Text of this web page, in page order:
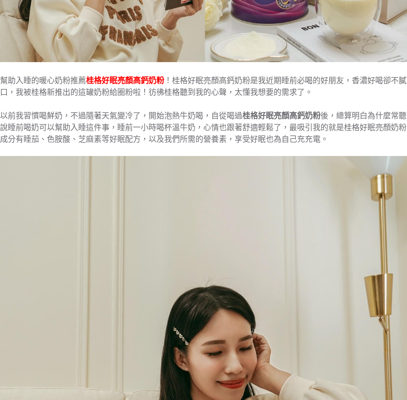
幫助入睡的暖心奶粉推薦桂格好眠亮顏高鈣奶粉！桂格好眠亮顏高鈣奶粉是我近期睡前必喝的好朋友，香濃好喝卻不膩
口，我被桂格新推出的這罐奶粉給圈粉啦！彷彿桂格聽到我的心聲，太懂我想要的需求了。
以前我習慣喝鮮奶，不過隨著天氣變冷了，開始泡熱牛奶喝，自從喝過桂格好眠亮顏高鈣奶粉後，總算明白為什麼常聽
說睡前喝奶可以幫助入睡這件事，睡前一小時喝杯溫牛奶，心情也跟著舒適輕鬆了，最吸引我的就是桂格好眠亮顏奶粉
成分有睡茄、色胺酸、芝麻素等好眠配方，以及我們所需的營養素，享受好眠也為自己充充電。